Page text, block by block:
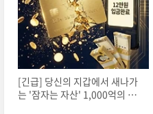
[긴급] 당신의 지갑에서 새나가
는 '잠자는 자산' 1,000억의 실